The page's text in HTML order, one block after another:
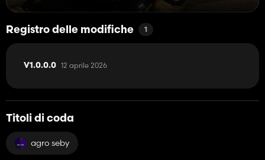
Registro delle modifiche 1
V1.0.0.0 12 aprile 2026
Titoli di coda
agro seby